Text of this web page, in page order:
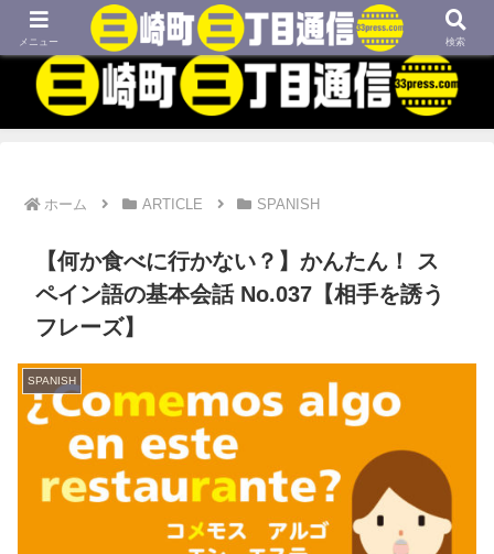
MBTIネタや映画、外国語学習などについてのブログです
ホーム ARTICLE SPANISH
【何か食べに行かない？】かんたん！ ス
ペイン語の基本会話 No.037【相手を誘う
フレーズ】
SPANISH
メニュー 検索